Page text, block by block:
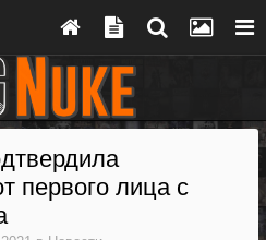
первого лица с